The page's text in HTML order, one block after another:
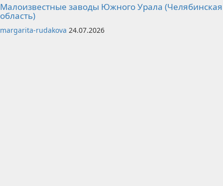
Малоизвестные заводы Южного Урала (Челябинская
область)
margarita-rudakova 24.07.2026